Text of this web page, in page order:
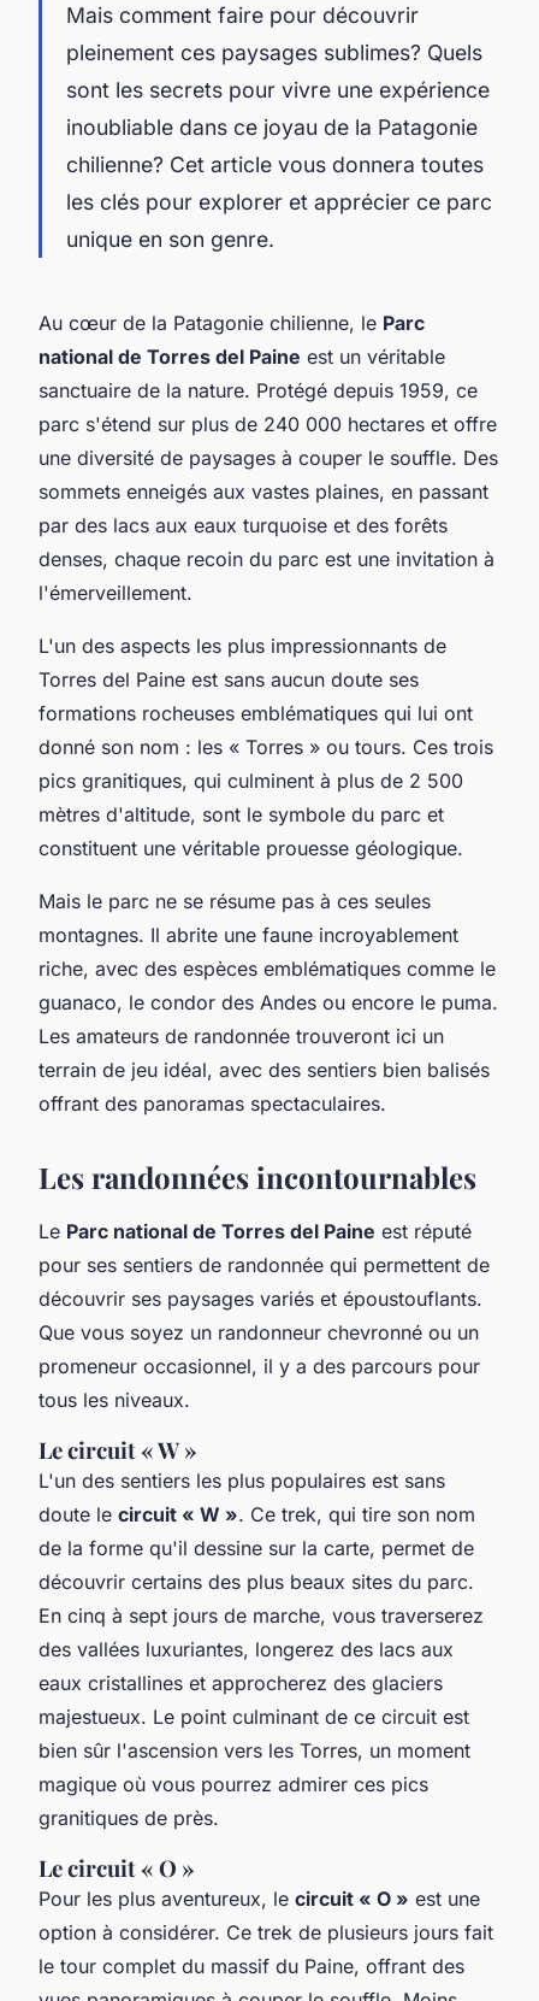
Mais comment faire pour découvrir
pleinement ces paysages sublimes? Quels
sont les secrets pour vivre une expérience
inoubliable dans ce joyau de la Patagonie
chilienne? Cet article vous donnera toutes
les clés pour explorer et apprécier ce parc
unique en son genre.
Au cœur de la Patagonie chilienne, le Parc
national de Torres del Paine est un véritable
sanctuaire de la nature. Protégé depuis 1959, ce
parc s'étend sur plus de 240 000 hectares et offre
une diversité de paysages à couper le souffle. Des
sommets enneigés aux vastes plaines, en passant
par des lacs aux eaux turquoise et des forêts
denses, chaque recoin du parc est une invitation à
l'émerveillement.
L'un des aspects les plus impressionnants de
Torres del Paine est sans aucun doute ses
formations rocheuses emblématiques qui lui ont
donné son nom : les « Torres » ou tours. Ces trois
pics granitiques, qui culminent à plus de 2 500
mètres d'altitude, sont le symbole du parc et
constituent une véritable prouesse géologique.
Mais le parc ne se résume pas à ces seules
montagnes. Il abrite une faune incroyablement
riche, avec des espèces emblématiques comme le
guanaco, le condor des Andes ou encore le puma.
Les amateurs de randonnée trouveront ici un
terrain de jeu idéal, avec des sentiers bien balisés
offrant des panoramas spectaculaires.
Les randonnées incontournables
Le Parc national de Torres del Paine est réputé
pour ses sentiers de randonnée qui permettent de
découvrir ses paysages variés et époustouflants.
Que vous soyez un randonneur chevronné ou un
promeneur occasionnel, il y a des parcours pour
tous les niveaux.
Le circuit « W »
L'un des sentiers les plus populaires est sans
doute le circuit « W ». Ce trek, qui tire son nom
de la forme qu'il dessine sur la carte, permet de
découvrir certains des plus beaux sites du parc.
En cinq à sept jours de marche, vous traverserez
des vallées luxuriantes, longerez des lacs aux
eaux cristallines et approcherez des glaciers
majestueux. Le point culminant de ce circuit est
bien sûr l'ascension vers les Torres, un moment
magique où vous pourrez admirer ces pics
granitiques de près.
Le circuit « O »
Pour les plus aventureux, le circuit « O » est une
option à considérer. Ce trek de plusieurs jours fait
le tour complet du massif du Paine, offrant des